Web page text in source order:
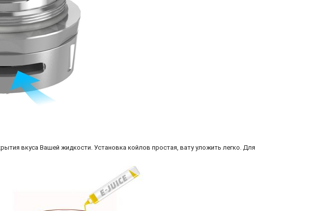
вкуса Вашей жидкости. Установка койлов простая, вату уложить легко. Для